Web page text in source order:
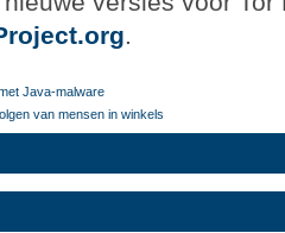
.
Java-malware
van mensen in winkels